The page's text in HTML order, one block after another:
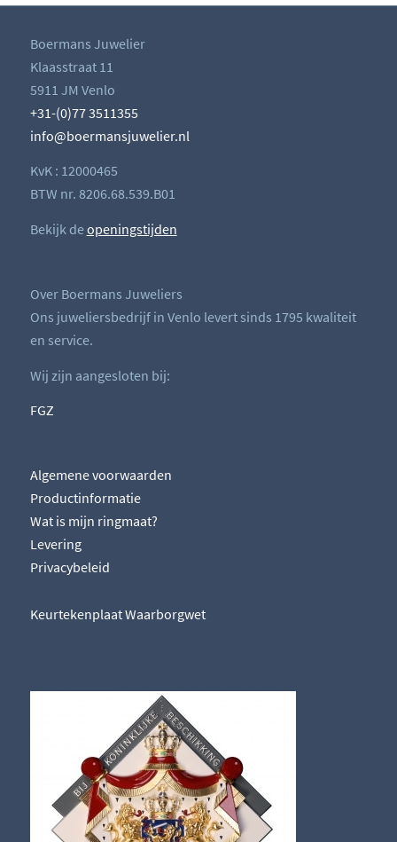
Boermans Juwelier
Klaasstraat 11
5911 JM Venlo
+31-(0)77 3511355
info@boermansjuwelier.nl
KvK : 12000465
BTW nr. 8206.68.539.B01
Bekijk deopeningstijden
Over Boermans Juweliers
Ons juweliersbedrijf in Venlo levert sinds 1795 kwaliteit
en service.
Wij zijn aangesloten bij:
FGZ
Algemene voorwaarden
Productinformatie
Wat is mijn ringmaat?
Levering
Privacybeleid
Keurtekenplaat Waarborgwet